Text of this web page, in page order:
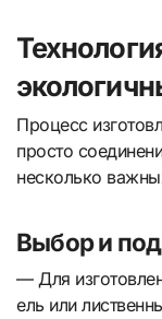
Процесс
просто
несколько
Выбор и
— Для
ель или